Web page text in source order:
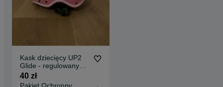
Kask dziecięcy UP2
Glide - regulowany
48-52cm
40 zł